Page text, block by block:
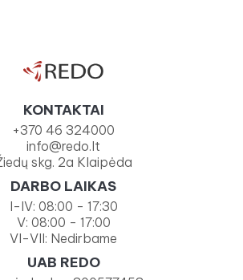
KONTAKTAI
+370 46 324000
info@redo.lt
skg. 2a Klaipėda
DARBO LAIKAS
I-IV: 08:00 - 17:30
V: 08:00 - 17:00
VI-VII: Nedirbame
UAB REDO